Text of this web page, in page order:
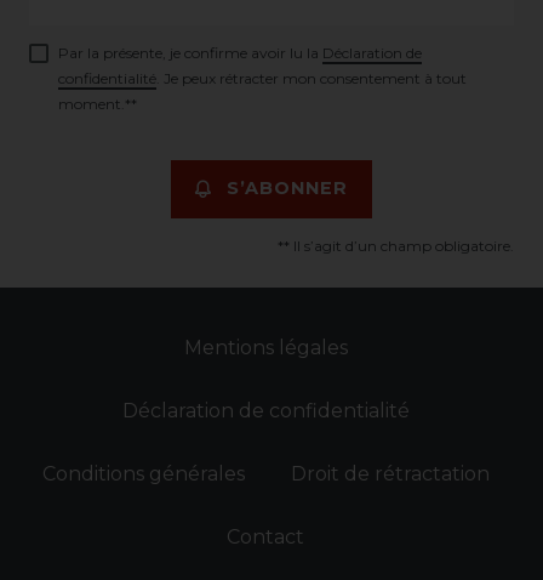
Par la présente, je confirme avoir lu la Déclaration de
confidentialité . Je peux rétracter mon consentement à tout
moment.**
S’ABONNER
** Il s’agit d’un champ obligatoire.
Mentions légales
Déclaration de confidentialité
Conditions générales Droit de rétractation
Contact